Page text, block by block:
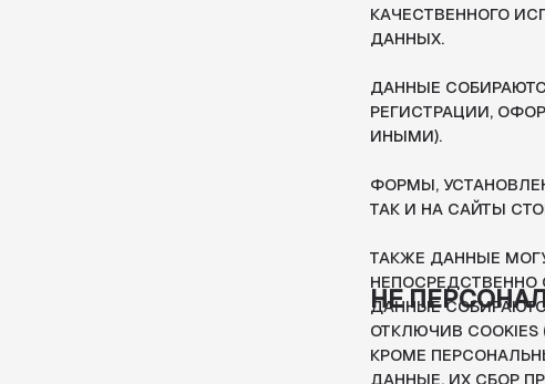
ФОРМЫ, УСТАНОВЛЕННЫЕ
ТАКЖЕ ДАННЫЕ МОГУТ
НЕПОСРЕДСТВЕННО
ОТКЛЮЧИВ COOKIES
НЕ
КРОМЕ ПЕРСОНАЛЬНЫХ
ДАННЫЕ, ИХ СБОР
ОРГАНИЗАЦИЙ,
ОТНОСЯТСЯ: IP АДРЕС И
ПРИШЛИ, ПЕРЕХОДЫ
КОТОРУЮ ВАШ БРАУЗЕР
(КУКИ), ФИКСИРУЮТСЯ
СТОРОННИХ